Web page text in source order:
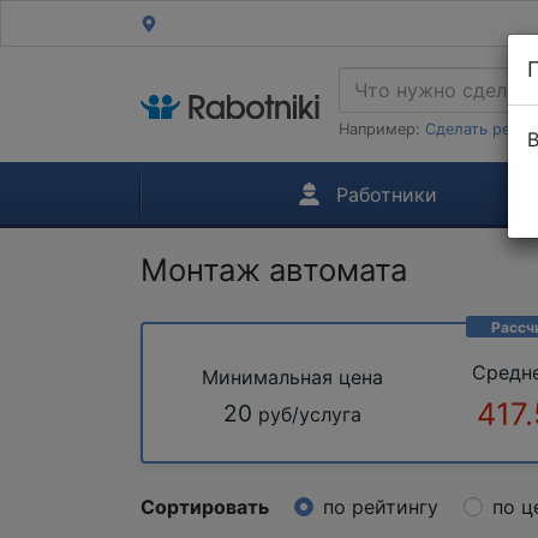
Например: Сделать
Работники
Монтаж автомата
Минимальная цена
20 руб/услуга
Сортировать по рейтингу по